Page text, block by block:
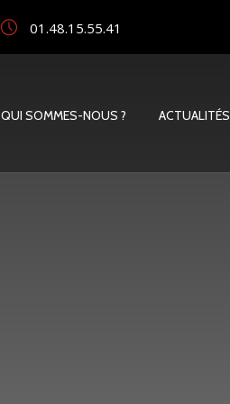
01.48.15.55.41
QUI SOMMES-NOUS ? ACTUALITÉS